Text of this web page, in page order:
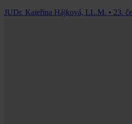
JUDr. Kateřina Hájková, LL.M. • 23.